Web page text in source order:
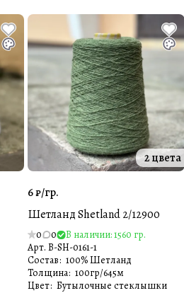
2 цвета
6 ₽/гр.
Шетланд Shetland 2/12900
0 0
В наличии: 1560 гр.
Арт. B-SH-0161-1
Состав: 100% Шетланд
Толщина: 100гр/645м
Цвет: Бутылочные стеклышки